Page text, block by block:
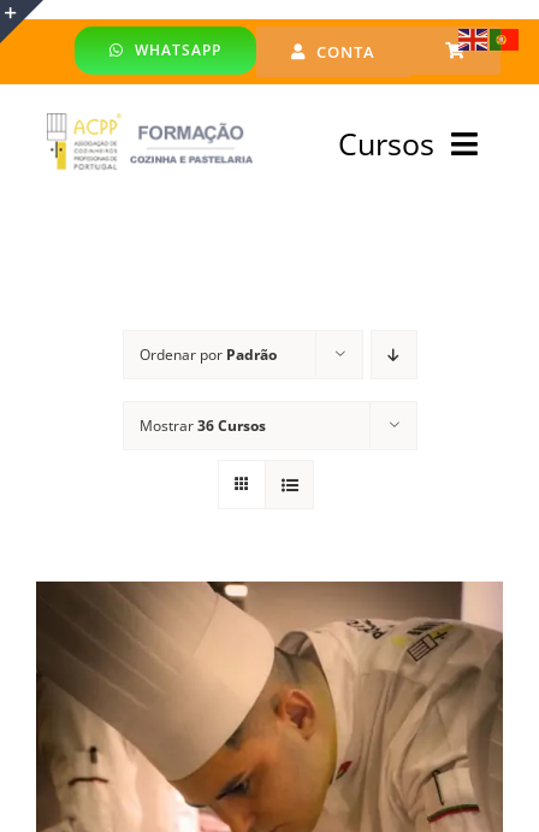
Skip
WHATSAPP CONTA
Cursos
Financiado
Ordenar por Padrão
Mostrar36 Cursos